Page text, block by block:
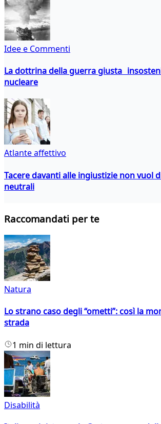
Idee e Commenti
La dottrina della guerra giusta
nucleare
Atlante affettivo
Tacere davanti alle ingiustizie non vuol
neutrali
Raccomandati per te
Natura
Lo strano caso degli “ometti”: così la
strada
1 min di lettura
Disabilità